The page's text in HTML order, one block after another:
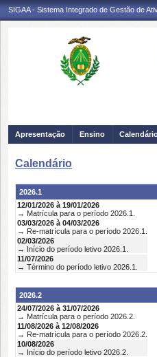
SIGAA - Sistema Integrado de Gestão de
Apresentação Ensino
Calendário
2026.1
12/01/2026 à 19/01/2026
→ Matrícula para o período 2026.1.
03/03/2026 à 04/03/2026
→ Re-matrícula para o período 2026.1.
02/03/2026
→ Início do período letivo 2026.1.
11/07/2026
→ Término do período letivo 2026.1.
2026.2
24/07/2026 à 31/07/2026
→ Matrícula para o período 2026.2.
11/08/2026 à 12/08/2026
→ Re-matrícula para o período 2026.2.
10/08/2026
→ Início do período letivo 2026.2.